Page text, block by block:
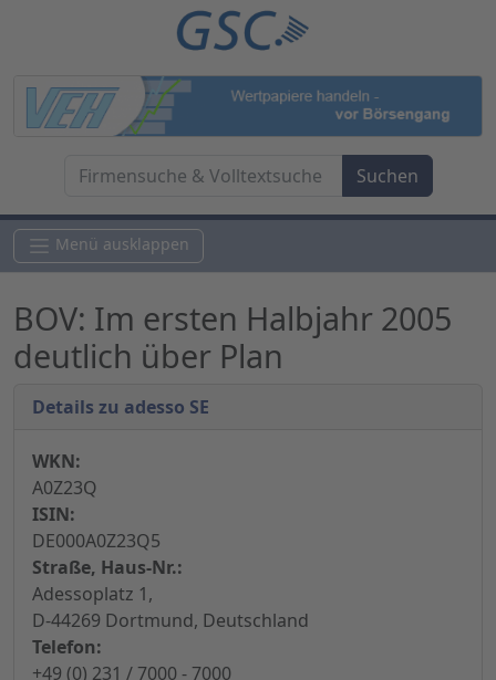
Menü ausklappen
BOV: Im ersten Halbjahr 2005
deutlich über Plan
Details zu adesso SE
WKN:
A0Z23Q
ISIN:
DE000A0Z23Q5
Straße, Haus-Nr.:
Adessoplatz 1,
D-44269 Dortmund, Deutschland
Telefon:
+49 (0) 231 / 7000 - 7000